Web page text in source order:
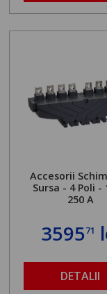
Accesorii
Sursa - 4 Poli -
250 A
359571
DETALII